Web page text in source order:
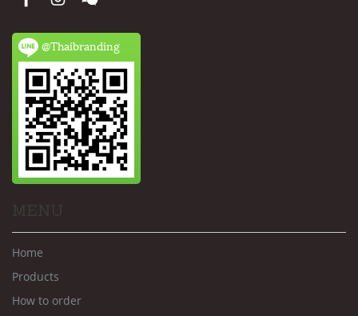
@Thaibranding
Home
Products
How to order